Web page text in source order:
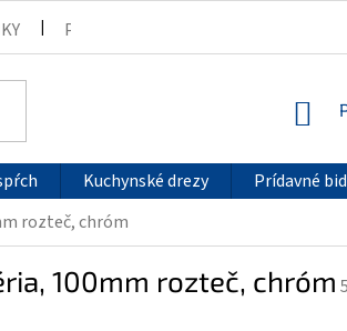
PODMIENKY OCHRANY OSOBNÝCH
Kuchynské drezy Prídavné
rozteč, chróm
100mm rozteč, chróm